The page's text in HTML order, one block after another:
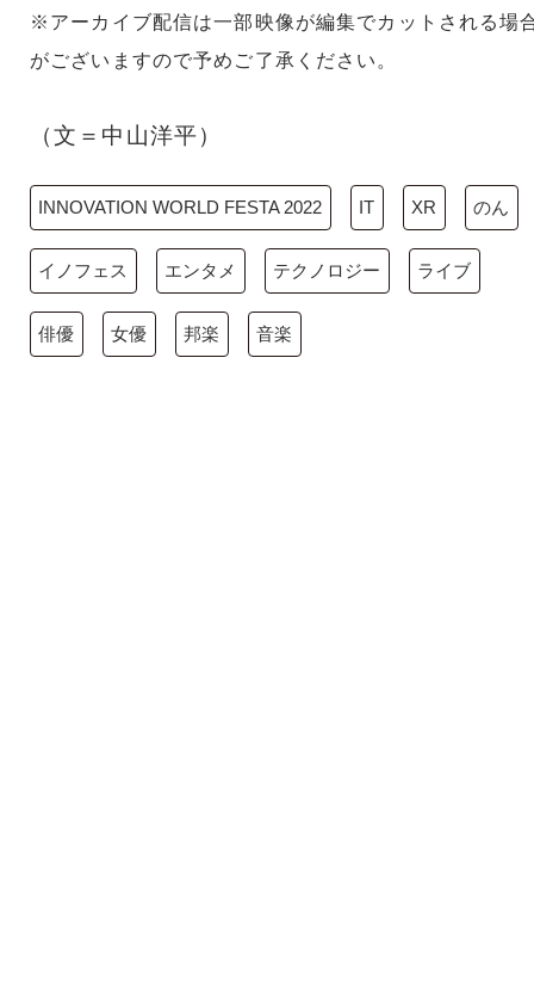
※アーカイブ配信は一部映像が編集でカットされる場
がございますので予めご了承ください。
（文＝中山洋平）
INNOVATION WORLD FESTA 2022 IT XR のん
イノフェス エンタメ テクノロジー ライブ
俳優 女優 邦楽 音楽